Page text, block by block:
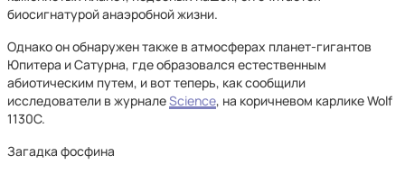
биосигнатурой анаэробной жизни.
Однако он обнаружен также в атмосферах планет-гигантов
Юпитера и Сатурна, где образовался естественным
абиотическим путем, и вот теперь, как сообщили
исследователи в журналеScience, на коричневом карлике Wolf
1130C.
Загадка фосфина